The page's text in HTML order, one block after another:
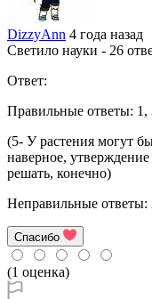
DizzyAnn 4 года назад
Светило науки - 26
Ответ:
Правильные ответы: 1,
(5- У растения могут
наверное,
решать, конечно)
Неправильные ответы:
Спасибо
(1 оценка)